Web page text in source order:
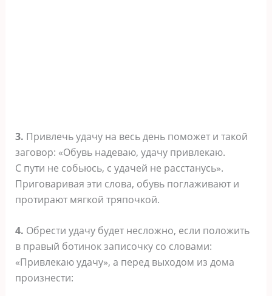
3. Привлечь удачу на весь день поможет и такой
заговор: «Обувь надеваю, удачу привлекаю.
С пути не собьюсь, с удачей не расстанусь».
Приговаривая эти слова, обувь поглаживают и
протирают мягкой тряпочкой.
4. Обрести удачу будет несложно, если положить
в правый ботинок записочку со словами:
«Привлекаю удачу», а перед выходом из дома
произнести: